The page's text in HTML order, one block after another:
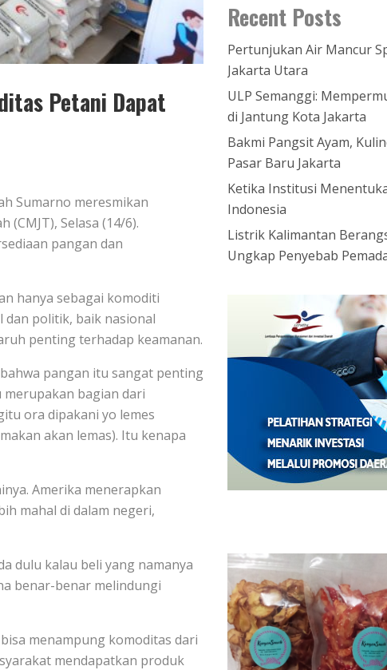
Petani Dapat
Sumarno meresmikan
Selasa (14/6).
pangan dan
hanya sebagai komoditi
politik, baik nasional
penting terhadap keamanan.
pangan itu sangat penting
bagian dari
ora dipakani yo lemes
akan lemas). Itu kenapa
Amerika menerapkan
mahal di dalam negeri,
dulu kalau beli yang namanya
benar-benar melindungi
menampung komoditas dari
mendapatkan produk
Recent Posts
Pertunjukan Air Mancur
Jakarta Utara
ULP Semanggi:
di Jantung Kota Jakarta
Bakmi Pangsit Ayam,
Pasar Baru Jakarta
Ketika Institusi
Indonesia
Listrik Kalimantan
Ungkap Penyebab